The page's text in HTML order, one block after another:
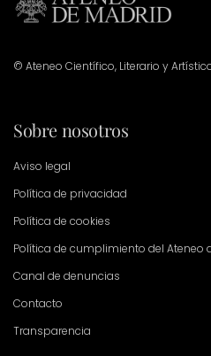
© Ateneo Científico, Literario y
Sobre nosotros
Aviso legal
Política de privacidad
Política de cookies
Política de cumplimiento del Ateneo
Canal de denuncias
Contacto
Transparencia